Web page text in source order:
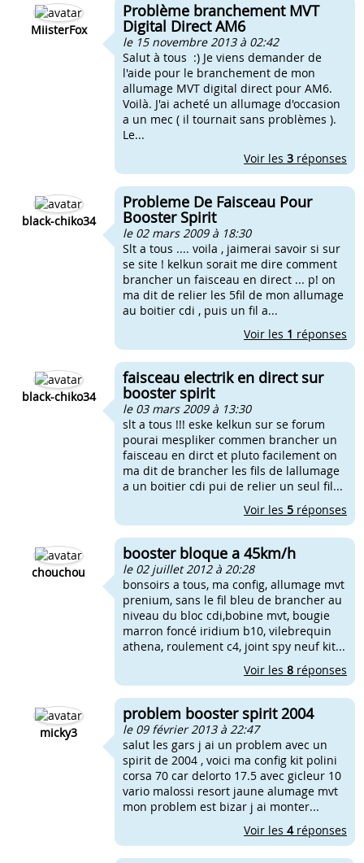
MiisterFox
Problème branchement MVT
Digital Direct AM6
le 15 novembre 2013 à 02:42
Salut à tous :) Je viens demander de
l'aide pour le branchement de mon
allumage MVT digital direct pour AM6.
Voilà. J'ai acheté un allumage d'occasion
a un mec ( il tournait sans problèmes ).
Le...
Voir les 3 réponses
black-chiko34
Probleme De Faisceau Pour
Booster Spirit
le 02 mars 2009 à 18:30
Slt a tous .... voila , jaimerai savoir si sur
se site ! kelkun sorait me dire comment
brancher un faisceau en direct ... p! on
ma dit de relier les 5fil de mon allumage
au boitier cdi , puis un fil a...
Voir les 1 réponses
black-chiko34
faisceau electrik en direct sur
booster spirit
le 03 mars 2009 à 13:30
slt a tous !!! eske kelkun sur se forum
pourai mespliker commen brancher un
faisceau en dirct et pluto facilement on
ma dit de brancher les fils de lallumage
a un boitier cdi pui de relier un seul fil...
Voir les 5 réponses
chouchou
booster bloque a 45km/h
le 02 juillet 2012 à 20:28
bonsoirs a tous, ma config, allumage mvt
prenium, sans le fil bleu de brancher au
niveau du bloc cdi,bobine mvt, bougie
marron foncé iridium b10, vilebrequin
athena, roulement c4, joint spy neuf kit...
Voir les 8 réponses
micky3
problem booster spirit 2004
le 09 février 2013 à 22:47
salut les gars j ai un problem avec un
spirit de 2004 , voici ma config kit polini
corsa 70 car delorto 17.5 avec gicleur 10
vario malossi resort jaune alumage mvt
mon problem est bizar j ai monter...
Voir les 4réponses